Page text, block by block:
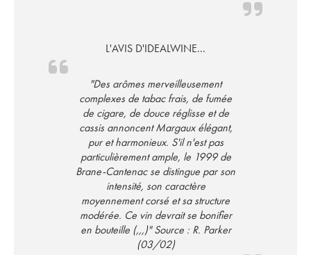
L'AVIS D'IDEALWINE...
"Des arômes merveilleusement
complexes de tabac frais, de fumée
de cigare, de douce réglisse et de
cassis annoncent Margaux élégant,
pur et harmonieux. S'il n'est pas
particulièrement ample, le 1999 de
Brane-Cantenac se distingue par son
intensité, son caractère
moyennement corsé et sa structure
modérée. Ce vin devrait se bonifier
en bouteille (,,,)" Source : R. Parker
(03/02)